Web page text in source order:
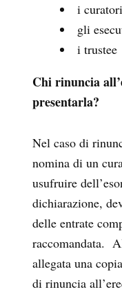
i
gli
i trustee
Chi rinuncia
presentarla?
Nel caso di
nomina di un
usufruire
dichiarazione,
delle entrate
raccomandata.
allegata una
di rinuncia